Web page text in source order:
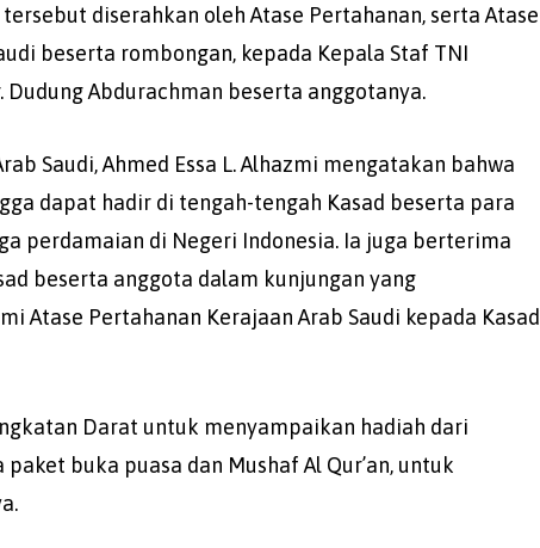
diserahkan oleh Atase Pertahanan, serta Atase
beserta rombongan, kepada Kepala Staf TNI
Abdurachman beserta anggotanya.
Saudi, Ahmed Essa L. Alhazmi mengatakan bahwa
dapat hadir di tengah-tengah Kasad beserta para
perdamaian di Negeri Indonesia. Ia juga berterima
beserta anggota dalam kunjungan yang
Atase Pertahanan Kerajaan Arab Saudi kepada Kasad
Darat untuk menyampaikan hadiah dari
buka puasa dan Mushaf Al Qur’an, untuk